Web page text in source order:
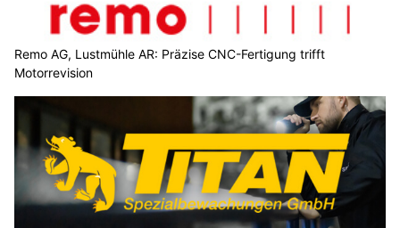
Remo AG, Lustmühle AR: Präzise CNC-Fertigung trifft
Motorrevision